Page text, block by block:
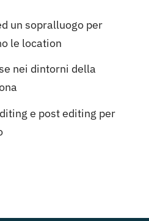
un sopralluogo per
le location
nei dintorni della
e post editing per